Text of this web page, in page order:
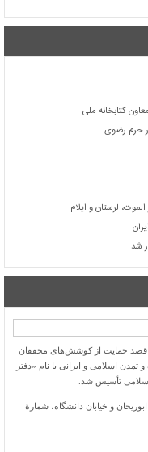
کتابخانه ملی
حرم رضوی
لرستان و ایلام
شد
میراث مكتوب در سال ۱۳۷۲ ش به قصد حمایت از كوشش‌های محققان
اسلامی و ایرانی با نام «دفتر
تأسیس شد.
و خیابان دانشگاه، شمارۀ